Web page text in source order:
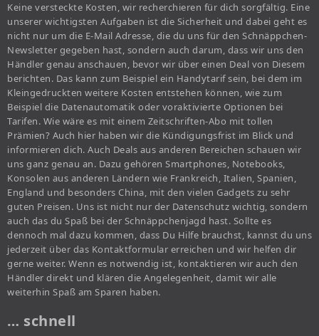
Keine versteckte Kosten, wir recherchieren für dich sorgfältig. Eine
unserer wichtigsten Aufgaben ist die Sicherheit und dabei geht es
nicht nur um die E-Mail Adresse, die du uns für den Schnäppchen-
Newsletter gegeben hast, sondern auch darum, dass wir uns den
Händler genau anschauen, bevor wir über einen Deal von Diesem
berichten. Das kann zum Beispiel ein Handytarif sein, bei dem im
Kleingedruckten weitere Kosten entstehen können, wie zum
Beispiel die Datenautomatik oder voraktivierte Optionen bei
Tarifen. Wie wäre es mit einem Zeitschriften-Abo mit tollen
Prämien? Auch hier haben wir die Kündigungsfrist im Blick und
informieren dich. Auch Deals aus anderen Bereichen schauen wir
uns ganz genau an. Dazu gehören Smartphones, Notebooks,
Konsolen aus anderen Ländern wie Frankreich, Italien, Spanien,
England und besonders China, mit den vielen Gadgets zu sehr
guten Preisen. Uns ist nicht nur der Datenschutz wichtig, sondern
auch das du Spaß bei der Schnäppchenjagd hast. Sollte es
dennoch mal dazu kommen, dass Du Hilfe brauchst, kannst du uns
jederzeit über das Kontaktformular erreichen und wir helfen dir
gerne weiter. Wenn es notwendig ist, kontaktieren wir auch den
Händler direkt und klären die Angelegenheit, damit wir alle
weiterhin Spaß am Sparen haben.
… schnell